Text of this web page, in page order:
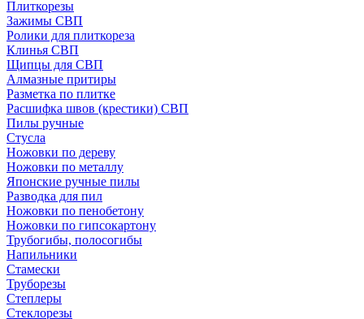
Плиткорезы
Зажимы СВП
Ролики для плиткореза
Клинья СВП
Щипцы для СВП
Алмазные притиры
Разметка по плитке
Расшифка швов (крестики) СВП
Пилы ручные
Стусла
Ножовки по дереву
Ножовки по металлу
Японские ручные пилы
Разводка для пил
Ножовки по пенобетону
Ножовки по гипсокартону
Трубогибы, полосогибы
Напильники
Стамески
Труборезы
Степлеры
Стеклорезы